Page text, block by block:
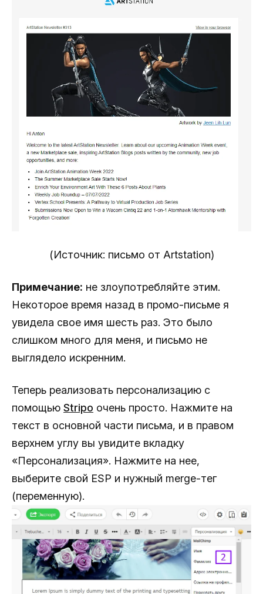
(Источник: письмо от Artstation)
Примечание: не злоупотребляйте этим.
Некоторое время назад в промо-письме я
увидела свое имя шесть раз. Это было
слишком много для меня, и письмо не
выглядело искренним.
Теперь реализовать персонализацию с
помощью Stripo очень просто. Нажмите на
текст в основной части письма, и в правом
верхнем углу вы увидите вкладку
«Персонализация». Нажмите на нее,
выберите свой ESP и нужный merge-тег
(переменную).